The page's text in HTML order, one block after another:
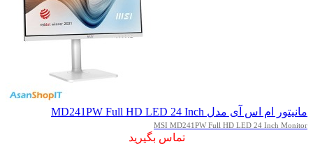
مانیتور ام اس آی مدل MD241PW Full HD LED 24 Inch
MSI MD241PW Full HD LED 24 Inch Monitor
تماس بگیرید